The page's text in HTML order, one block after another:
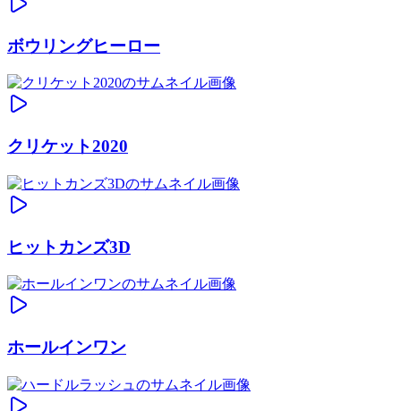
ボウリングヒーロー
クリケット2020
ヒットカンズ3D
ホールインワン